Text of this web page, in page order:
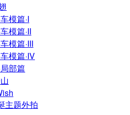
模篇·I
模篇·II
模篇·III
模篇·IV
部篇
主题外拍